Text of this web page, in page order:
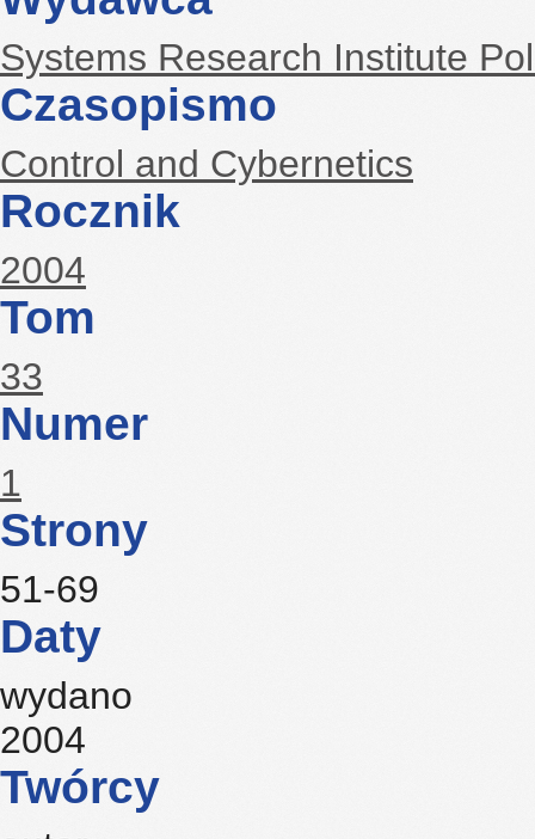
Systems Research Institute
Czasopismo
Control and Cybernetics
Rocznik
2004
Tom
33
Numer
1
Strony
51-69
Daty
wydano
2004
Twórcy